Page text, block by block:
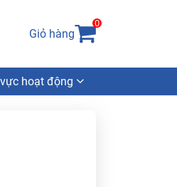
Giỏ hàng
0
hoạt động